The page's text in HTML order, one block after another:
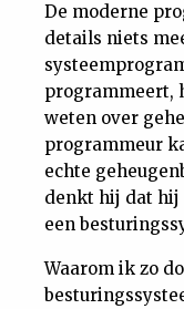
De moderne
details niets
programmeert,
weten over
programmeur
echte
denkt hij dat hij
een
Waarom ik zo